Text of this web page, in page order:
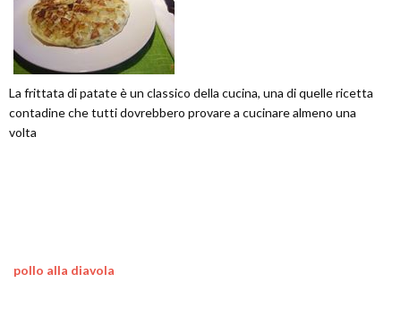
La frittata di patate è un classico della cucina, una di quelle ricetta
contadine che tutti dovrebbero provare a cucinare almeno una
volta
pollo alla diavola